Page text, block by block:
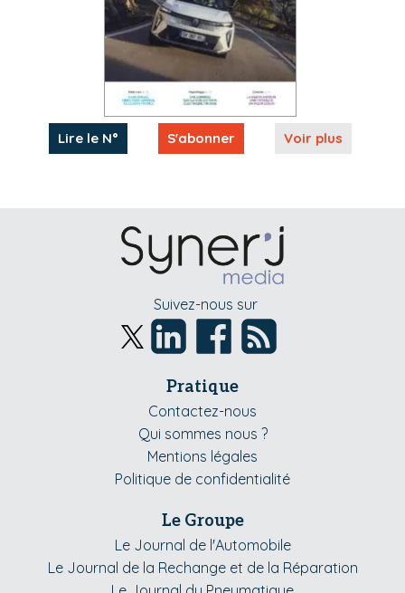
Lire le N° S'abonner Voir plus
Suivez-nous sur
Pratique
Contactez-nous
Qui sommes nous ?
Mentions légales
Politique de confidentialité
Le Groupe
Le Journal de l'Automobile
Le Journal de la Rechange et de la Réparation